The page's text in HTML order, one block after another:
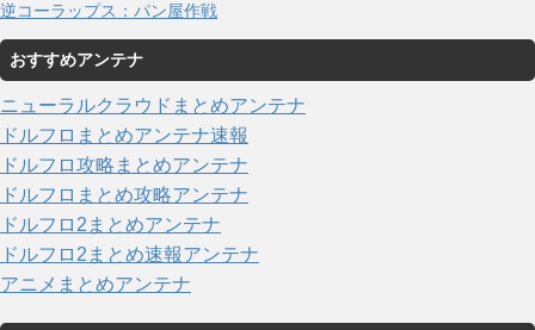
逆コーラップス：パン屋作戦
おすすめアンテナ
ニューラルクラウドまとめアンテナ
ドルフロまとめアンテナ速報
ドルフロ攻略まとめアンテナ
ドルフロまとめ攻略アンテナ
ドルフロ2まとめアンテナ
ドルフロ2まとめ速報アンテナ
アニメまとめアンテナ